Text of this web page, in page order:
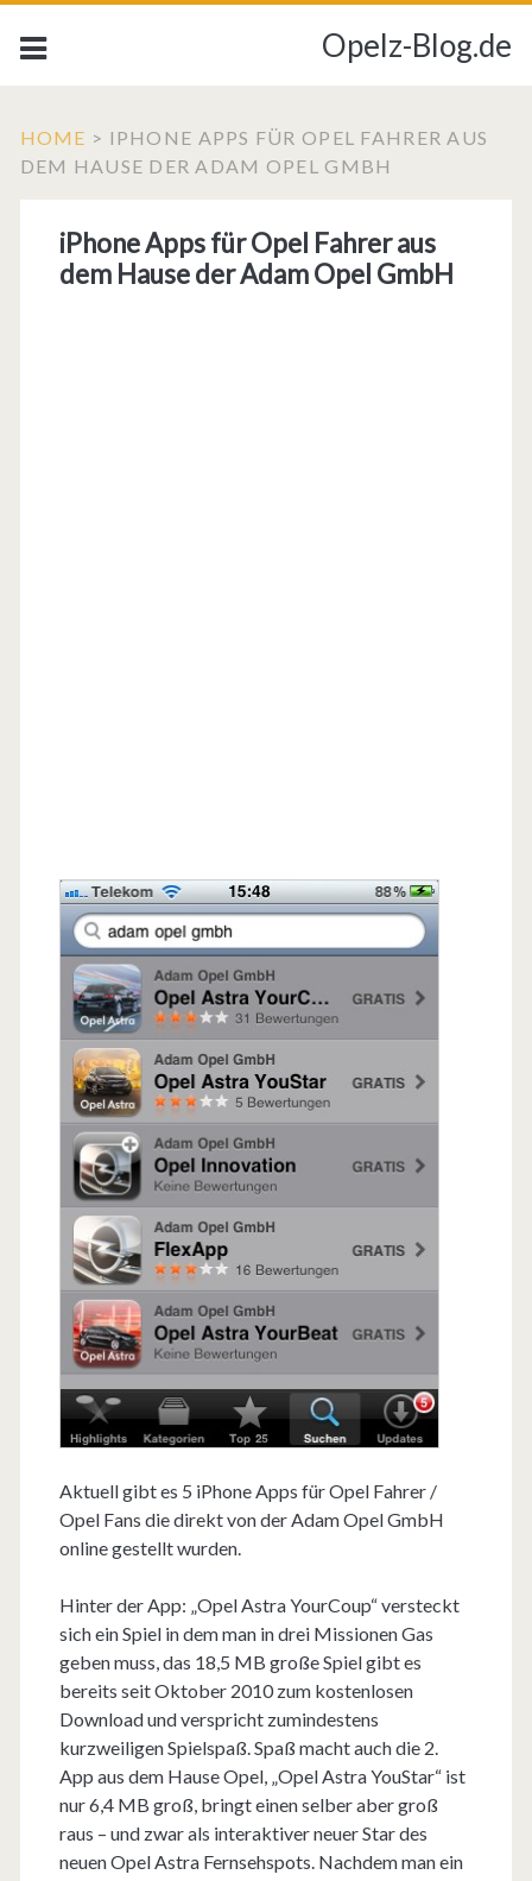
Opelz-Blog.de
HOME > IPHONE APPS FÜR OPEL FAHRER AUS
DEM HAUSE DER ADAM OPEL GMBH
iPhone Apps für Opel Fahrer aus
dem Hause der Adam Opel GmbH
Aktuell gibt es 5 iPhone Apps für Opel Fahrer /
Opel Fans die direkt von der Adam Opel GmbH
online gestellt wurden.
Hinter der App: „Opel Astra YourCoup“ versteckt
sich ein Spiel in dem man in drei Missionen Gas
geben muss, das 18,5 MB große Spiel gibt es
bereits seit Oktober 2010 zum kostenlosen
Download und verspricht zumindestens
kurzweiligen Spielspaß. Spaß macht auch die 2.
App aus dem Hause Opel, „Opel Astra YouStar“ ist
nur 6,4 MB groß, bringt einen selber aber groß
raus – und zwar als interaktiver neuer Star des
neuen Opel Astra Fernsehspots. Nachdem man ein